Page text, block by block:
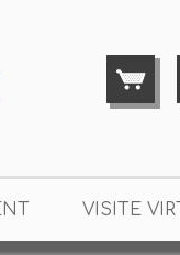
VISITE